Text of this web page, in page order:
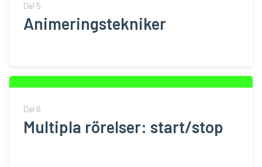
Del 5
Animeringstekniker
Del 6
Multipla rörelser: start/stop